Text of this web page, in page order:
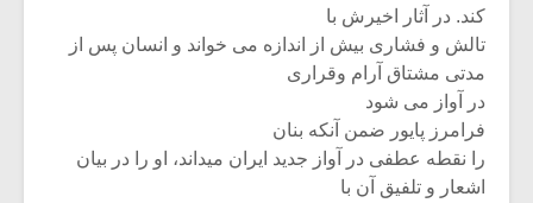
کند‪ .‬در آثار اخیرش با‬
‫تالش و فشاری بیش از اندازه می خواند و انسان پس از
مدتی مشتاق آرام وقراری‬
‫در آواز می شود‪
فرامرز پایور ضمن آنکه بنان‬
‫را نقطه عطفی در آواز جدید ایران میداند‪ ،‬او را در بیان
اشعار و تلفیق آن با‬